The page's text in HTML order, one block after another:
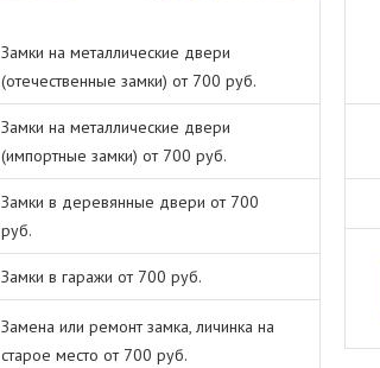
Замки на металлические двери
(отечественные замки) от 700 руб.
Замки на металлические двери
(импортные замки) от 700 руб.
Замки в деревянные двери от 700
руб.
Замки в гаражи от 700 руб.
Замена или ремонт замка, личинка на
старое место от 700 руб.